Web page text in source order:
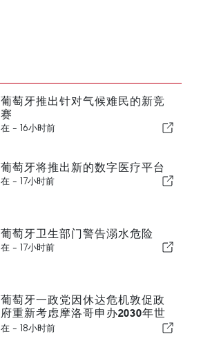
葡萄牙推出针对气候难民的新竞
赛
在 - 16小时前
葡萄牙将推出新的数字医疗平台
在 - 17小时前
葡萄牙卫生部门警告溺水危险
在 - 17小时前
葡萄牙一政党因休达危机敦促政
府重新考虑摩洛哥申办2030年世
界杯一事
在 - 18小时前